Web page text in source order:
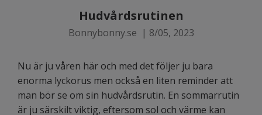
Hudvårdsrutinen
Bonnybonny.se | 8/05, 2023
Nu är ju våren här och med det följer ju bara
enorma lyckorus men också en liten reminder att
man bör se om sin hudvårdsrutin. En sommarrutin
är ju särskilt viktig, eftersom sol och värme kan